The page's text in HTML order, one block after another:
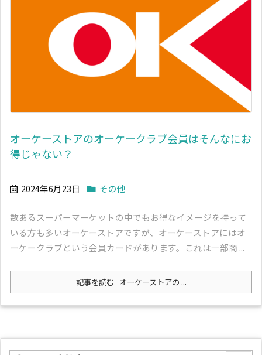
オーケーストアのオーケークラブ会員はそんなにお
得じゃない？
2024年6月23日 その他
数あるスーパーマーケットの中でもお得なイメージを持って
いる方も多いオーケーストアですが、オーケーストアにはオ
ーケークラブという会員カードがあります。これは一部商 ...
記事を読む オーケーストアの ...